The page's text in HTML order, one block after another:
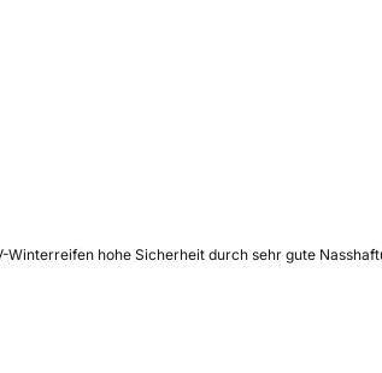
hohe Sicherheit durch sehr gute